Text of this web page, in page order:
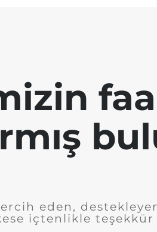
eden,
içtenlikle teşekkür